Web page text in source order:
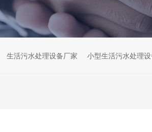
生活污水处理设备厂家 小型生活污水处理